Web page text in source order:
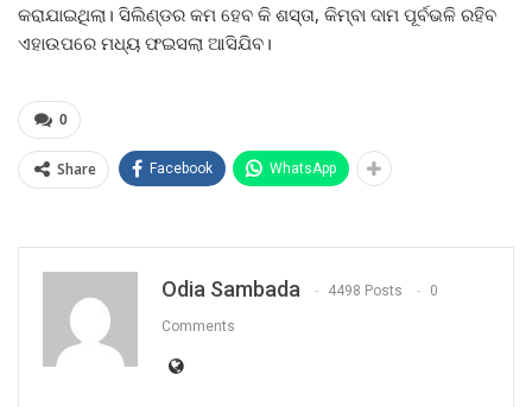
କରାଯାଇଥିଲା। ସିଲିଣ୍ଡର କମ ହେବ କି ଶସ୍ତା, କିମ୍ବା ଦାମ ପୂର୍ବଭଳି ରହିବ
ଏହାଉପରେ ମଧ୍ୟ ଫଇସଲା ଆସିଯିବ।
0
Share Facebook WhatsApp
Odia Sambada 4498 Posts 0
Comments